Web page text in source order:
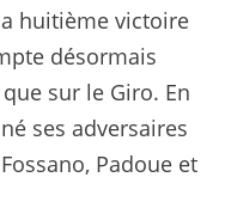
huitième victoire
désormais
sur le Giro. En
ses adversaires
Padoue et